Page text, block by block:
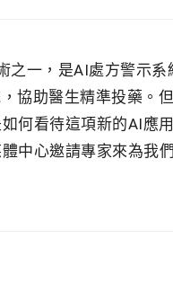
之一，是AI處方警示系
協助醫生精準投藥。
何看待這項新的AI應
中心邀請專家來為我